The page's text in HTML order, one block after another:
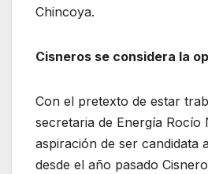
Chincoya.
Cisneros se considera la
Con el pretexto de estar
secretaria de Energía Rocío
aspiración de ser candidata
desde el año pasado